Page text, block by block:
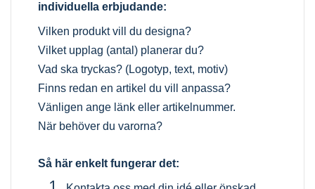
individuella erbjudande:
Vilken produkt vill du designa?
Vilket upplag (antal) planerar du?
Vad ska tryckas? (Logotyp, text, motiv)
Finns redan en artikel du vill anpassa?
Vänligen ange länk eller artikelnummer.
När behöver du varorna?
Så här enkelt fungerar det: